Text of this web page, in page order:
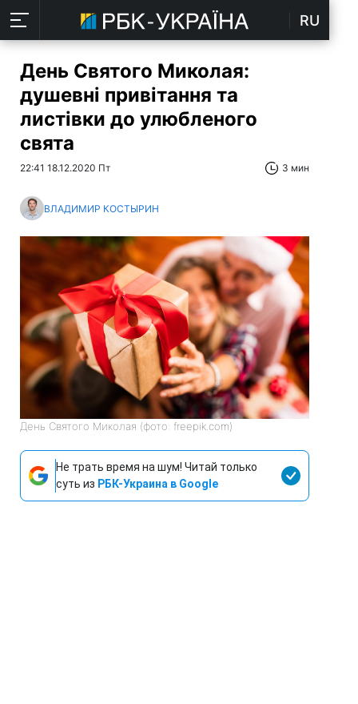
RU
День Святого Миколая:
душевні привітання та
листівки до улюбленого
свята
22:41 18.12.2020 Пт 3 мин
ВЛАДИМИР КОСТЫРИН
День Святого Миколая (фото: freepik.com)
Не трать время на шум! Читай только
суть из РБК-Украина в Google